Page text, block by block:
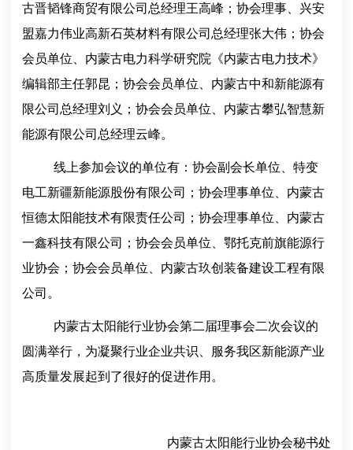
古晋韬锋商贸有限公司总经理王高峰；协会理事、兴安
盟嘉力伟业高新石英材料有限公司总经理张大伟；协会
会员单位、内蒙古电力科学研究院《内蒙古电力技术》
编辑部主任郭昆；协会会员单位、内蒙古中和新能源有
限公司总经理刘义；协会会员单位、内蒙古攀弘智慧新
能源有限公司总经理云峰。
线上参加会议的单位有：协会副会长单位、特变
电工新疆新能源股份有限公司；协会理事单位、内蒙古
恒德太阳能技术有限责任公司；协会理事单位、内蒙古
一鑫科技有限公司；协会会员单位、鄂托克前旗能源行
业协会；协会会员单位、内蒙古玖创装备建设工程有限
公司。
内蒙古太阳能行业协会第二届理事会二次会议的
圆满举行，为凝聚行业企业共识、服务我区新能源产业
高质量发展起到了很好的促进作用。
内蒙古太阳能行业协会秘书处